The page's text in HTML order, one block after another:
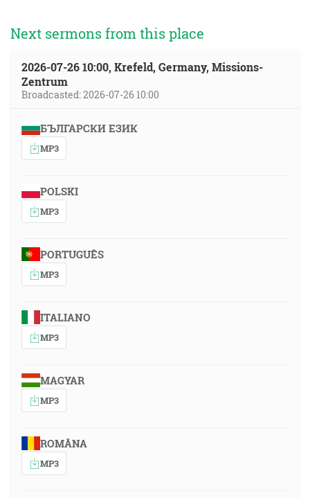
Next sermons from this place
2026-07-26 10:00, Krefeld, Germany, Missions-
Zentrum
Broadcasted: 2026-07-26 10:00
БЪЛГАРСКИ ЕЗИК
MP3
POLSKI
MP3
PORTUGUÊS
MP3
ITALIANO
MP3
MAGYAR
MP3
ROMÂNA
MP3